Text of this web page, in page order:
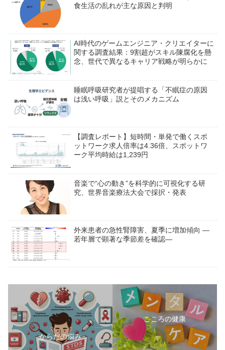
食生活の乱れが主な原因と判明
AI時代のゲームエンジニア・クリエイターに
関する調査結果：9割超がスキル陳腐化を懸
念、世代で異なるキャリア戦略が明らかに
睡眠呼吸研究者が提唱する「不眠症の原因
は浅い呼吸」説とそのメカニズム
【調査レポート】短時間・単発で働くスポ
ットワーク求人倍率は4.36倍、スポットワ
ーク平均時給は1,239円
音楽で“心の動き”を科学的に可視化する研
究、世界音楽療法大会で採択・発表
外来患者の急性腎障害、夏季に増加傾向 ―
若年層で顕著な季節差を確認―
からだの悩み
こころの健康